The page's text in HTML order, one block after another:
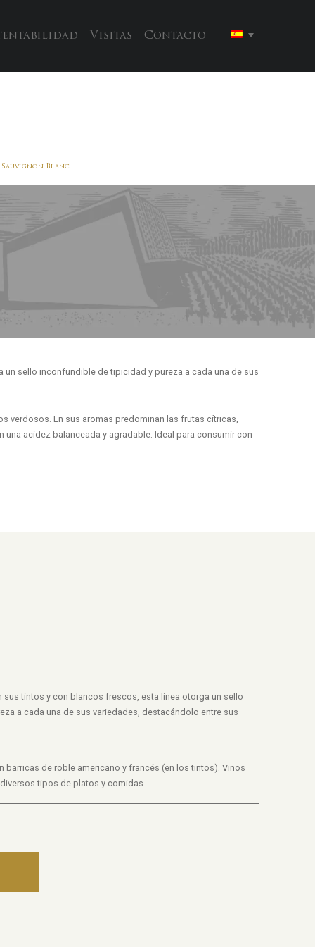
Visitas Contacto
Sauvignon Blanc
sello inconfundible de tipicidad y pureza a cada una de sus
verdosos. En sus aromas predominan las frutas cítricas,
acidez balanceada y agradable. Ideal para consumir con
sus tintos y con blancos frescos, esta línea otorga un sello
a cada una de sus variedades, destacándolo entre sus
barricas de roble americano y francés (en los tintos). Vinos
tipos de platos y comidas.